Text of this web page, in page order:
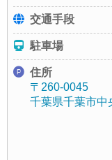
交通手段
駐車場
住所
〒260-0045
千葉県千葉市中